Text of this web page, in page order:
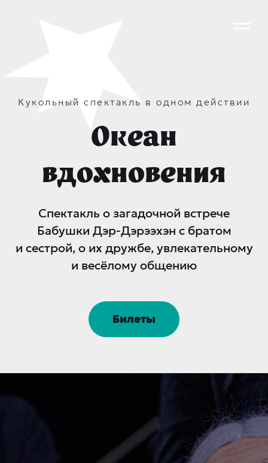
Кукольный спектакль в одном действии
Океан
вдохновения
Спектакль о загадочной встрече
Бабушки Дэр-Дэрээхэн с братом
и сестрой, о их дружбе, увлекательному
и весёлому общению
Билеты